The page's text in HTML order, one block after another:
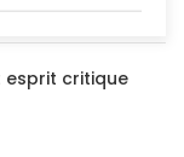
esprit critique